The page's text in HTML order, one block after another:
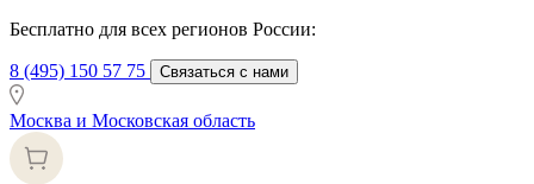
Бесплатно для всех регионов России:
8 (495) 150 57 75 Связаться с нами
Москва и Московская область